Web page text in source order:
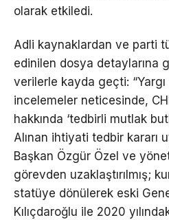
olarak etkiledi.
Adli kaynaklardan ve parti
edinilen dosya detaylarına
verilerle kayda geçti:
incelemeler neticesinde,
hakkında ‘tedbirli mutlak
Alınan ihtiyati tedbir kararı
Başkan Özgür Özel ve
görevden uzaklaştırılmış;
statüye dönülerek eski
Kılıçdaroğlu ile 2020